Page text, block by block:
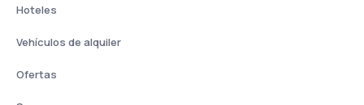
Hoteles
Vehículos de alquiler
Ofertas